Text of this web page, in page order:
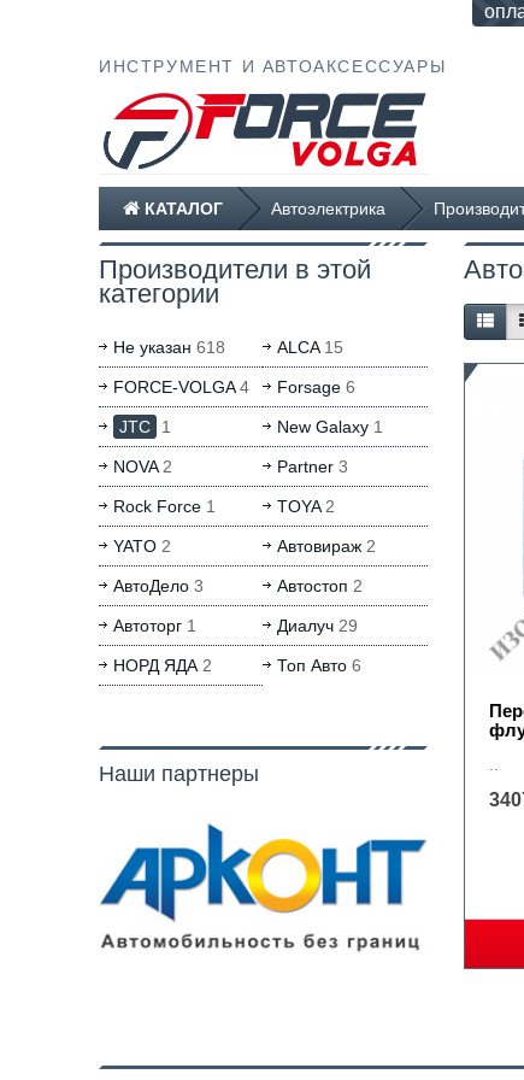
ИНСТРУМЕНТ И АВТОАКСЕССУАРЫ
КАТАЛОГ Автоэлектрика
Производители в этой
категории
Не указан 618 ALCA15
FORCE-VOLGA4 Forsage 6
JTC 1 New Galaxy 1
NOVA2 Partner 3
Rock Force 1 TOYA2
YATO 2 Автовираж 2
АвтоДело 3 Автостоп 2
Автоторг 1 Диалуч 29
НОРД ЯДА 2 Топ Авто 6
Наши партнеры ..